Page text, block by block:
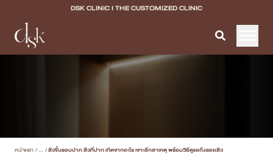
DSK CLINIC I THE CUSTOMIZED CLINIC
Program Filler & Lifting
หน้าแรก /... /สิวขึ้นรอบปาก สิวที่ปาก เกิดจากอะไร เจาะลึกสาเหตุ พร้อมวิธีดูแลถึงรอยสิว